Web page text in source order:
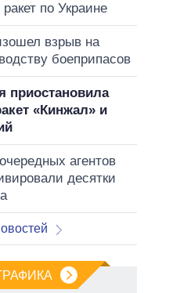
по Украине
взрыв на
боеприпасов
приостановила
«Кинжал» и
агентов
десятки